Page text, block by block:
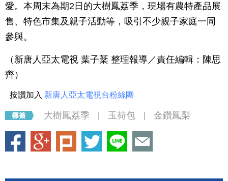
愛。本周末為期2日的大樹鳳荔季，現場有農特產品展
售、特色市集及親子活動等，吸引不少親子家庭一同
參與。
（新唐人亞太電視 葉子棻 整理報導／責任編輯：陳思
齊）
按讚加入 新唐人亞太電視台粉絲團
大樹鳳荔季 玉荷包 金鑽鳳梨